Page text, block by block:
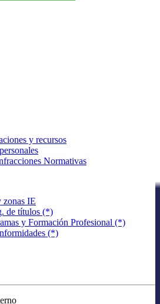
y recursos
Normativas
zonas IE
de títulos (*)
y Formación Profesional (*)
(*)